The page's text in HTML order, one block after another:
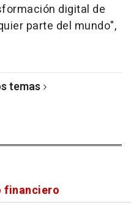
digital de
parte del mundo",
temas
financiero